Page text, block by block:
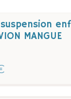
MANGUE